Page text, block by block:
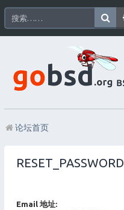
论坛首页
RESET_PASSWORD
Email 地址: